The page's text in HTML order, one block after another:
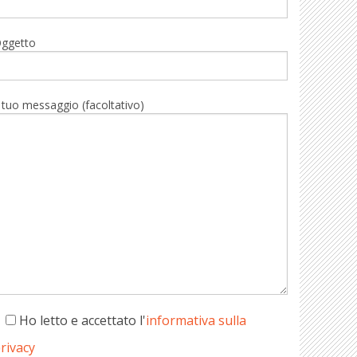
tuo messaggio (facoltativo)
Ho letto e accettato l'informativa sulla